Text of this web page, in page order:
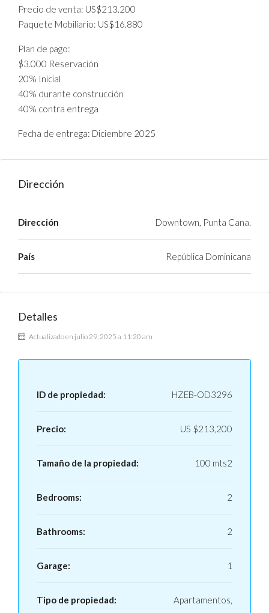
Precio de venta: US$213.200
Paquete Mobiliario: US$16.880
Plan de pago:
$3.000 Reservación
20% Inicial
40% durante construcción
40% contra entrega
Fecha de entrega: Diciembre 2025
Dirección
Dirección Downtown, Punta Cana.
País República Dominicana
Detalles
Actualizado en julio 29, 2025 a 11:20 am
ID de propiedad: HZEB-OD3296
Precio: US $213,200
Tamaño de la propiedad: 100 mts2
Bedrooms: 2
Bathrooms: 2
Garage: 1
Tipo de propiedad: Apartamentos,